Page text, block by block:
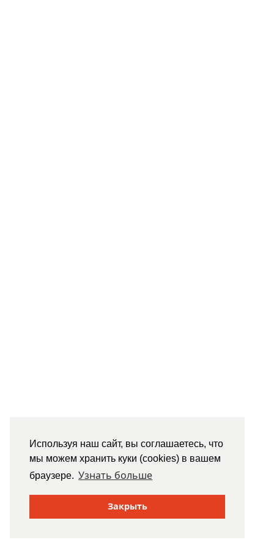
Используя наш сайт, вы соглашаетесь, что
мы можем хранить куки (cookies) в вашем
браузере. Узнать больше
Закрыть